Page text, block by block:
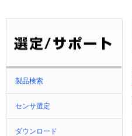
製品検索
センサ選定
ダウンロード